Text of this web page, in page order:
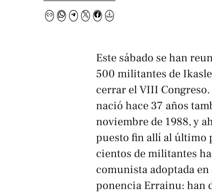
Este sábado se han
500 militantes de
cerrar el VIII
nació hace 37 años
noviembre de 1988, y
puesto fin allí al último
cientos de militantes
comunista adoptada
ponencia Errainu: han